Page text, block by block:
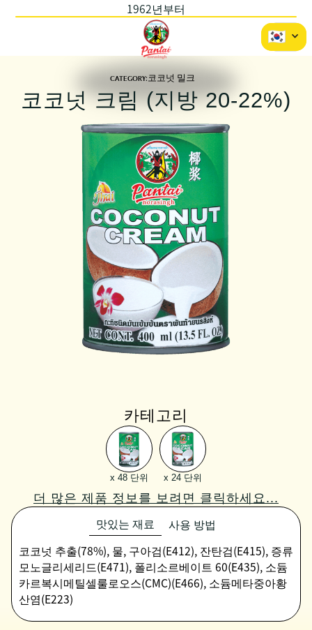
1962년부터
CATEGORY:코코넛 밀크
코코넛 크림 (지방 20-22%)
카테고리
x 48 단위 x 24 단위
더 많은 제품 정보를 보려면 클릭하세요...
맛있는 재료 사용 방법
코코넛 추출(78%), 물, 구아검(E412), 잔탄검(E415), 증류
모노글리세리드(E471), 폴리소르베이트 60(E435), 소듐
카르복시메틸셀룰로오스(CMC)(E466), 소듐메타중아황
산염(E223)